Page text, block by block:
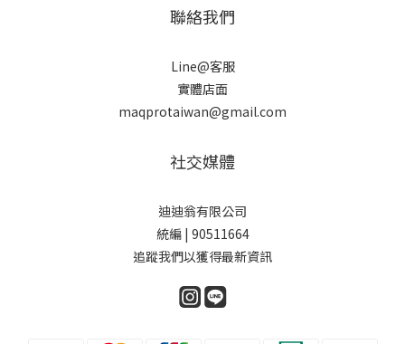
聯絡我們
Line@客服
實體店面
maqprotaiwan@gmail.com
社交媒體
迪迪翁有限公司
統編 | 90511664
追蹤我們以獲得最新資訊